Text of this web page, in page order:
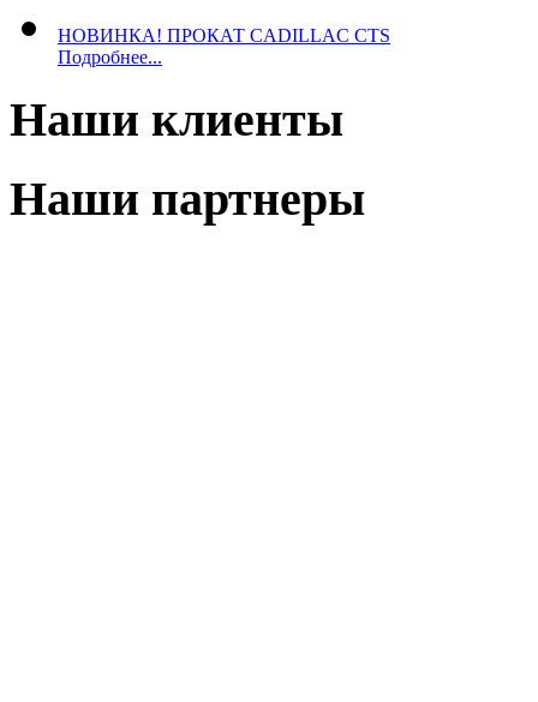
НОВИНКА! ПРОКАТ CADILLAC CTS
Подробнее...
Наши клиенты
Наши партнеры